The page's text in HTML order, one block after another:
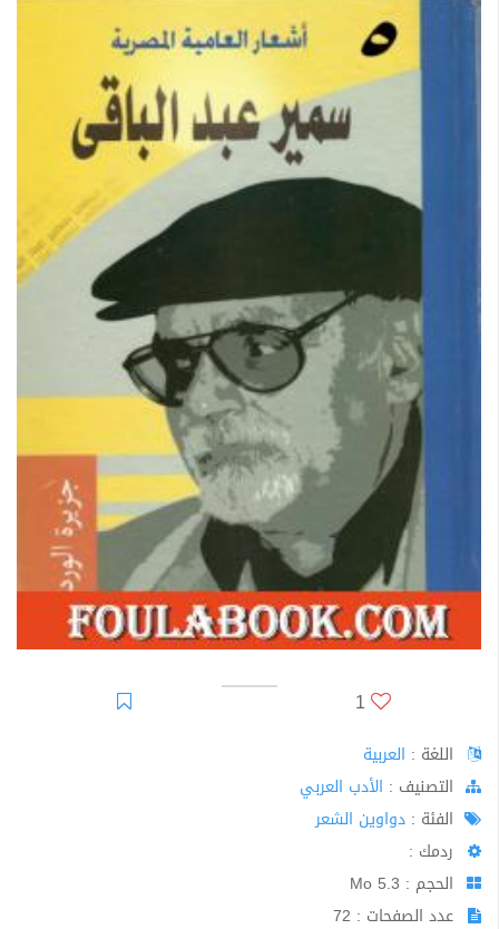
1
اللغة : العربية
اﻟﺘﺼﻨﻴﻒ : الأدب العربي
الفئة : دواوين الشعر
ردمك :
الحجم : 5.3 Mo
عدد الصفحات : 72